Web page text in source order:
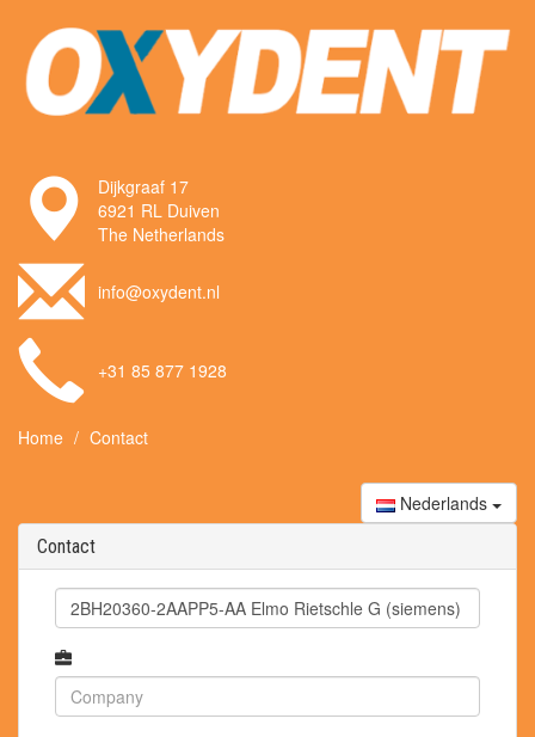
Dijkgraaf 17
6921 RL Duiven
The Netherlands
info@oxydent.nl
+31 85 877 1928
Home Contact
Nederlands
Contact